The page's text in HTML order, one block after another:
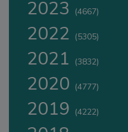
2023 (4667)
2022 (5305)
2021 (3832)
2020 (4777)
2019 (4222)